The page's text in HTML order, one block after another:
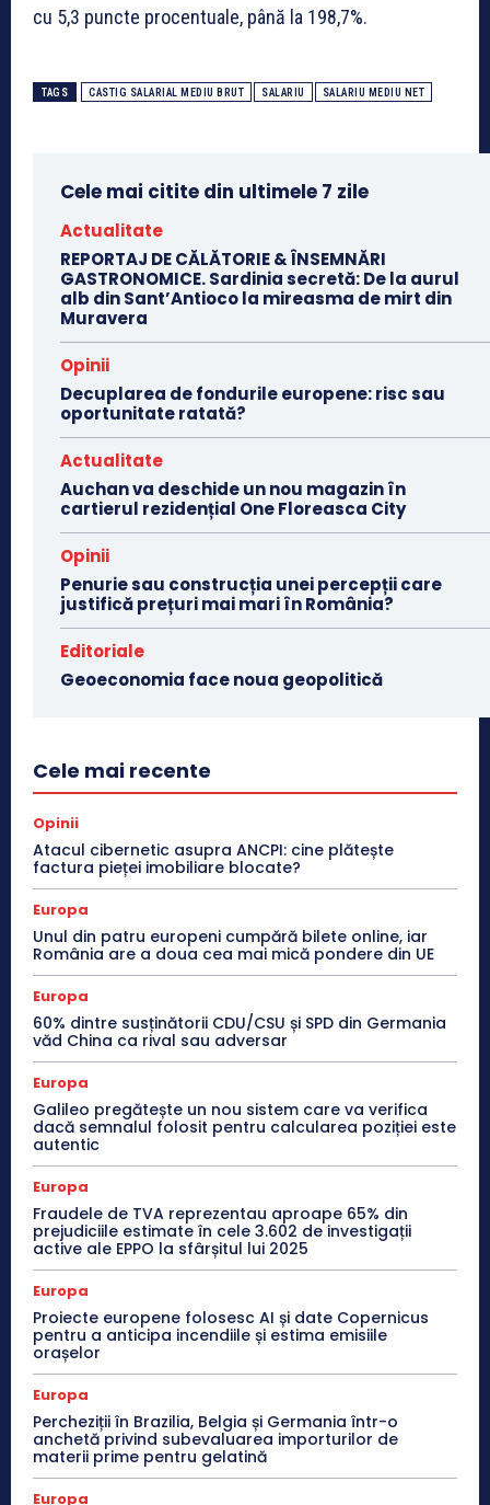
cu 5,3 puncte procentuale, până la 198,7%.
TAGS CASTIG SALARIAL MEDIU BRUT SALARIU SALARIU MEDIU NET
Cele mai citite din ultimele 7 zile
Actualitate
REPORTAJ DE CĂLĂTORIE & ÎNSEMNĂRI
GASTRONOMICE. Sardinia secretă: De la aurul
alb din Sant’Antioco la mireasma de mirt din
Muravera
Opinii
Decuplarea de fondurile europene: risc sau
oportunitate ratată?
Actualitate
Auchan va deschide un nou magazin în
cartierul rezidențial One Floreasca City
Opinii
Penurie sau construcția unei percepții care
justifică prețuri mai mari în România?
Editoriale
Geoeconomia face noua geopolitică
Cele mai recente
Opinii
Atacul cibernetic asupra ANCPI: cine plătește
factura pieței imobiliare blocate?
Europa
Unul din patru europeni cumpără bilete online, iar
România are a doua cea mai mică pondere din UE
Europa
60% dintre susținătorii CDU/CSU și SPD din Germania
văd China ca rival sau adversar
Europa
Galileo pregătește un nou sistem care va verifica
dacă semnalul folosit pentru calcularea poziției este
autentic
Europa
Fraudele de TVA reprezentau aproape 65% din
prejudiciile estimate în cele 3.602 de investigații
active ale EPPO la sfârșitul lui 2025
Europa
Proiecte europene folosesc AI și date Copernicus
pentru a anticipa incendiile și estima emisiile
orașelor
Europa
Percheziții în Brazilia, Belgia și Germania într-o
anchetă privind subevaluarea importurilor de
materii prime pentru gelatină
Europa